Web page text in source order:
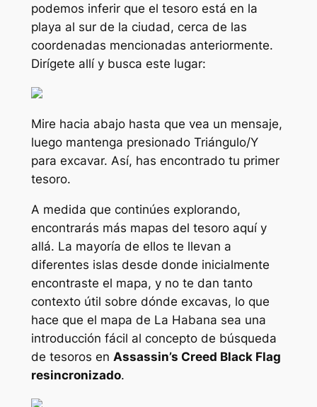
podemos inferir que el tesoro está en la
playa al sur de la ciudad, cerca de las
coordenadas mencionadas anteriormente.
Dirígete allí y busca este lugar:
Mire hacia abajo hasta que vea un mensaje,
luego mantenga presionado Triángulo/Y
para excavar. Así, has encontrado tu primer
tesoro.
A medida que continúes explorando,
encontrarás más mapas del tesoro aquí y
allá. La mayoría de ellos te llevan a
diferentes islas desde donde inicialmente
encontraste el mapa, y no te dan tanto
contexto útil sobre dónde excavas, lo que
hace que el mapa de La Habana sea una
introducción fácil al concepto de búsqueda
de tesoros en Assassin’s Creed Black Flag
resincronizado.